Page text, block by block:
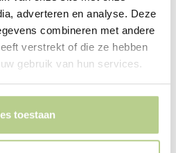
adverteren en analyse. Deze
combineren met andere
verstrekt of die ze hebben
gebruik van hun services.
toestaan
sommige plekken verbreed
en extra